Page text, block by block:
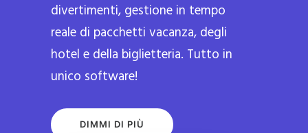
divertimenti, gestione in tempo
reale di pacchetti vacanza, degli
hotel e della biglietteria. Tutto in
unico software!
DIMMI DI PIÙ